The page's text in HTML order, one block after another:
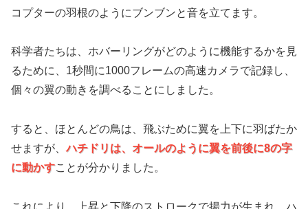
コプターの羽根のようにブンブンと音を立てます。
科学者たちは、ホバーリングがどのように機能するかを見
るために、1秒間に1000フレームの高速カメラで記録し、
個々の翼の動きを調べることにしました。
すると、ほとんどの鳥は、飛ぶために翼を上下に羽ばたか
せますが、ハチドリは、オールのように翼を前後に8の字
に動かすことが分かりました。
これにより、上昇と下降のストロークで揚力が生まれ、ハ